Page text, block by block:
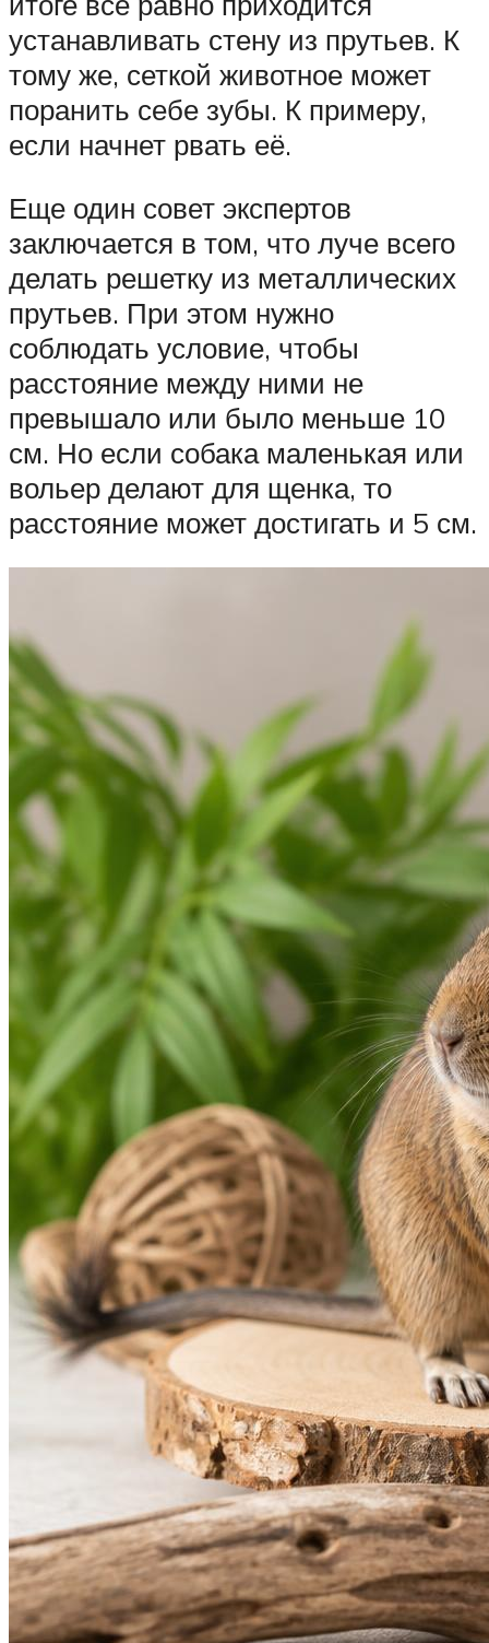
устанавливать стену из прутьев. К
тому же, сеткой животное может
поранить себе зубы. К примеру,
если начнет рвать её.
Еще один совет экспертов
заключается в том, что луче всего
делать решетку из металлических
прутьев. При этом нужно
соблюдать условие, чтобы
расстояние между ними не
превышало или было меньше 10
см. Но если собака маленькая или
вольер делают для щенка, то
расстояние может достигать и 5 см.